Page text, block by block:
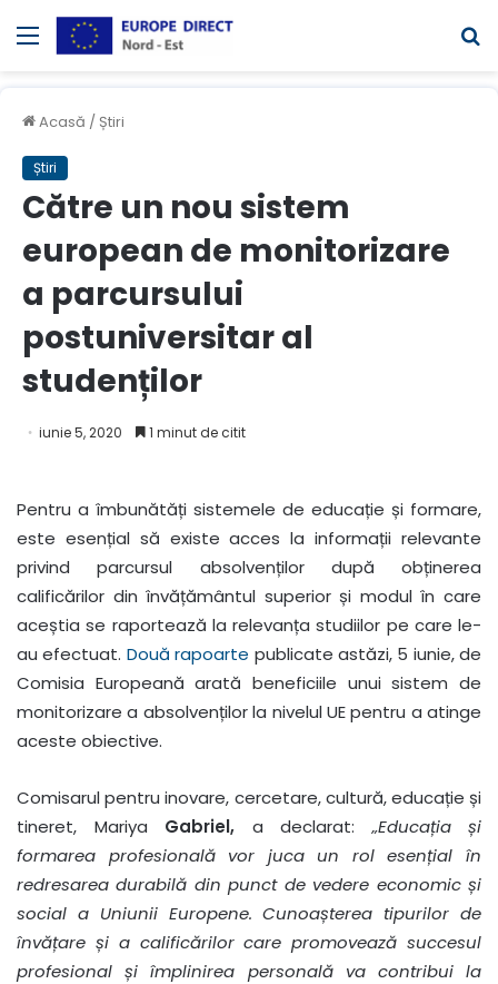
Meniul
Acasă / Știri
Știri
Către un nou sistem
european de monitorizare
a parcursului
postuniversitar al
studenților
iunie 5, 2020 1 minut de citit
Pentru a îmbunătăți sistemele de educație și formare,
este esențial să existe acces la informații relevante
privind parcursul absolvenților după obținerea
calificărilor din învățământul superior și modul în care
aceștia se raportează la relevanța studiilor pe care le-
au efectuat. Două rapoarte publicate astăzi, 5 iunie, de
Comisia Europeană arată beneficiile unui sistem de
monitorizare a absolvenților la nivelul UE pentru a atinge
aceste obiective.
Comisarul pentru inovare, cercetare, cultură, educație și
tineret, Mariya Gabriel, a declarat:„Educația și
formarea profesională vor juca un rol esențial în
redresarea durabilă din punct de vedere economic și
social a Uniunii Europene. Cunoașterea tipurilor de
învățare și a calificărilor care promovează succesul
profesional și împlinirea personală va contribui la